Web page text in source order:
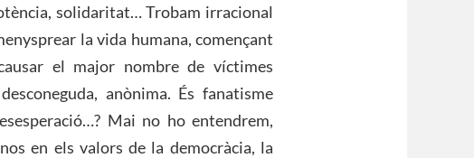
solidaritat… Trobam irracional
la vida humana, començant
el major nombre de víctimes
anònima. És fanatisme
Mai no ho entendrem,
en els valors de la democràcia, la